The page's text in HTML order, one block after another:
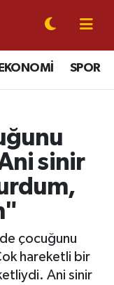
EKONOMİ SPOR
sinir
çocuğunu
hareketli bir
Ani sinir
Haritası